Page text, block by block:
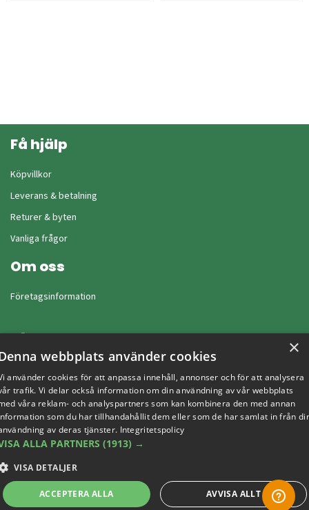
Få hjälp
Köpvillkor
Leverans & betalning
Returer & byten
Vanliga frågor
Om oss
Företagsinformation
Copyright © 2019 This site is Licensed to 377 Sport AB
×
webbplats använder cookies
använder cookies för att anpassa innehåll, annonser och för att analysera
trafik. Vi delar också information om din användning av vår webbplats
våra reklam- och analyspartners som kan kombinera den med annan
som du har tillhandahållit dem eller som de har samlat in från
av deras tjänster. Integritetspolicy
ALLA PARTNERS (1913) →
VISA DETALJER
ACCEPTERA ALLA AVVISA ALLT